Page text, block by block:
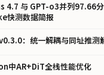
4.7 与 GPT-o3并列97.66
快测数据简报
：统一解耦与同址推测
中AR+DiT全栈性能优化